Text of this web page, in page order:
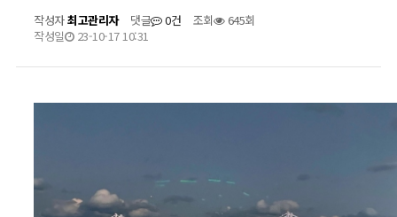
작성자최고관리자 댓글 0건 조회
645회
작성일
23-10-17 10:31